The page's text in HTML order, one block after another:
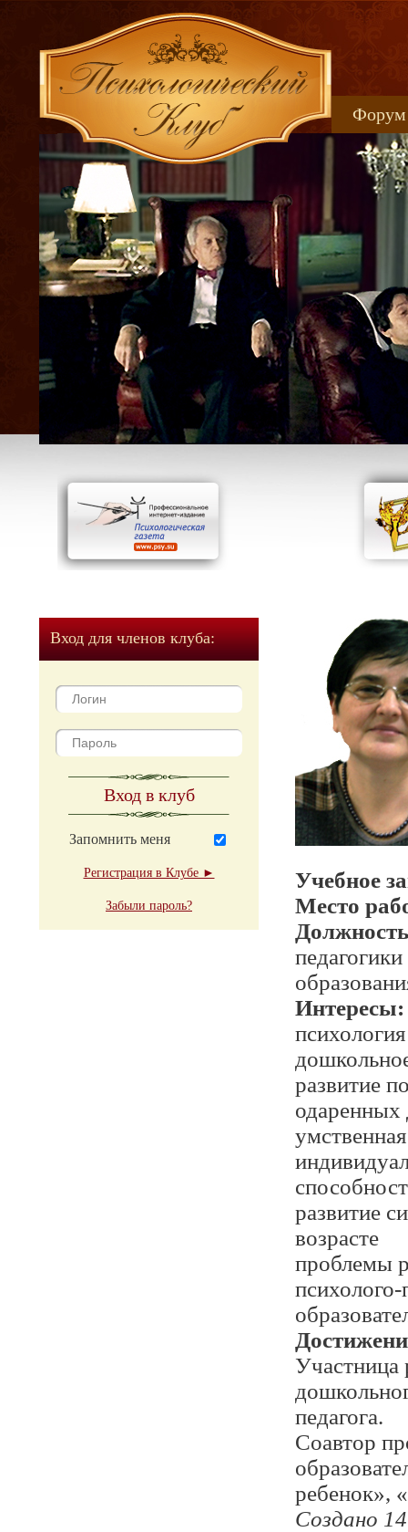
Форум
Вход для членов клуба:
Вход в клуб
Запомнить меня
Регистрация в Клубе ►
Забыли пароль?
Учебное
Место
Интересы:
развитие
одаренных
развитие
возрасте
проблемы
психолого-
Участница
педагога.
Соавтор
ребенок»,
Создано